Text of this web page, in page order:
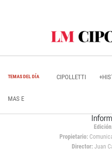
TEMAS DEL DÍA CIPOLLETTI
MAS E
Propietario:
Director: Juan